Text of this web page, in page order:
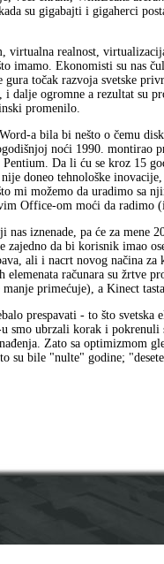
su gigabajti i gigaherci
realnost,
imamo. Ekonomisti su nas
točak razvoja svetske
dalje ogromne a rezultat su
promenilo.
a bila bi nešto o čemu
noći 1990. montirao
Da li ću se kroz 15
doneo tehnološke
mi možemo da uradimo sa
Office-om moći da radimo
iznenade, pa će za mene
zajedno da bi korisnik imao
ali i nacrt novog načina
računara su žrtve
primećuje), a Kinect
prespavati - to što svetska
smo ubrzali korak i
Zato sa optimizmom
su bile "nulte" godine;